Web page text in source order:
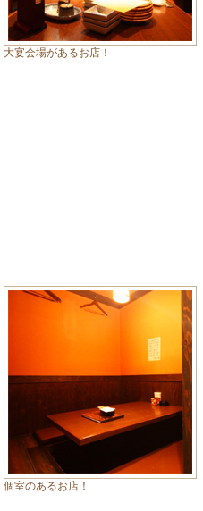
大宴会場があるお店！
個室のあるお店！